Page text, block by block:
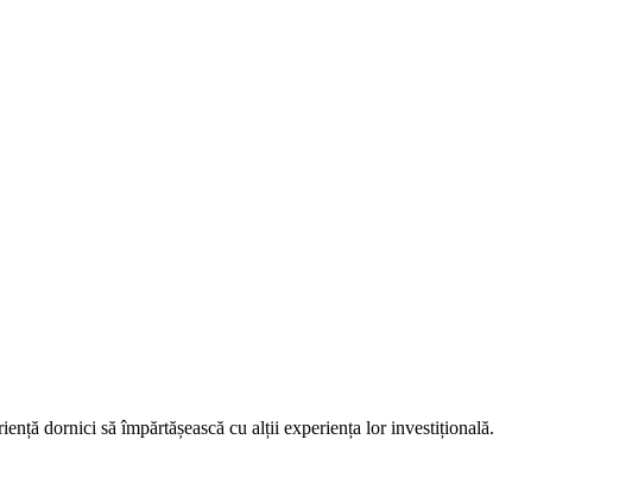
dornici să împărtășească cu alții experiența lor investițională.